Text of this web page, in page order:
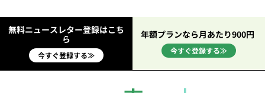
無料ニュースレター登録はこち
ら
今すぐ登録する≫
年額プランなら月あたり900円
今すぐ登録する≫